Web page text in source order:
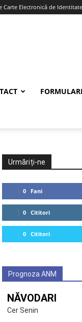
Carte Electronică de Identitate
Urmăriți-ne
0 Fani
0 Cititori
0 Cititori
Prognoza ANM
NĂVODARI
Cer Senin